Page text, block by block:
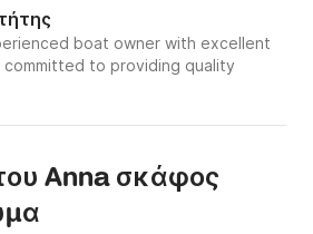
boat owner with excellent
committed to providing quality
Anna σκάφος